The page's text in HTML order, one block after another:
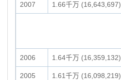
2007 1.66千万 (16,643,697)
2006 1.64千万 (16,359,132)
2005 1.61千万 (16,098,219)